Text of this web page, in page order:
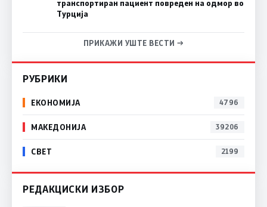
транспортиран пациент повреден на одмор во
Турција
ПРИКАЖИ УШТЕ ВЕСТИ →
РУБРИКИ
ЕКОНОМИЈА 4796
МАКЕДОНИЈА 39206
СВЕТ 2199
РЕДАКЦИСКИ ИЗБОР